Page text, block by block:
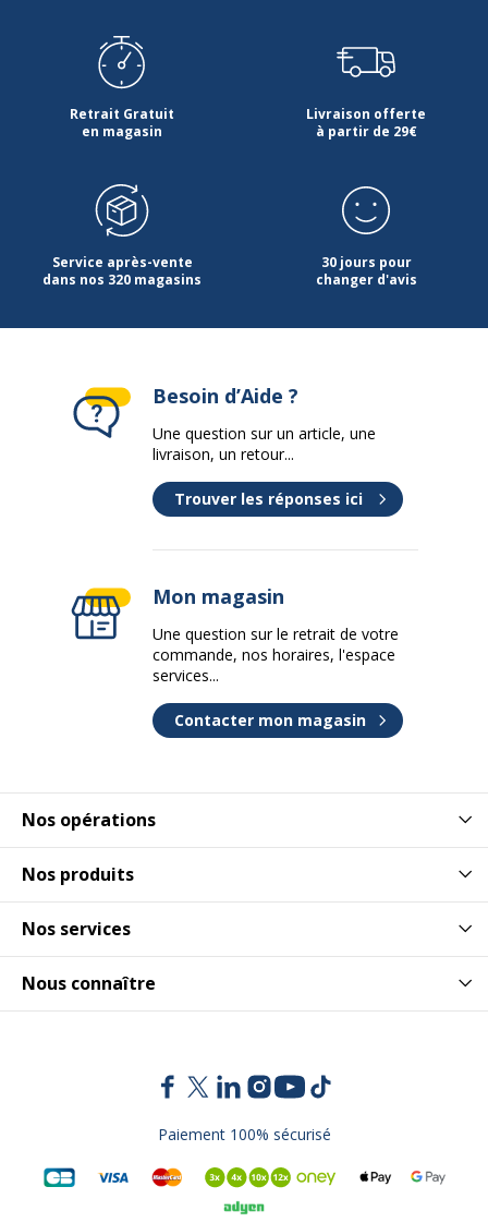
Retrait Gratuit
en magasin
Livraison offerte
à partir de 29€
Service après-vente
dans nos 320 magasins
30 jours pour
changer d'avis
Nos opérations
Nos produits
Nos services
Nous connaître
Besoin d’Aide ?
Une question sur un article, une
livraison, un retour...
Trouver les réponses ici
Mon magasin
Une question sur le retrait de votre
commande, nos horaires, l'espace
services...
Contacter mon magasin
Paiement 100% sécurisé